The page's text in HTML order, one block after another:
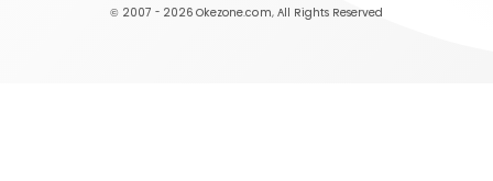
© 2007 - 2026 Okezone.com, All Rights Reserved